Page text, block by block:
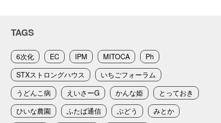
TAGS
6次化 EC IPM MITOCA
Ph
STXストロングハウス
いちごフォーラム
うどんこ病
えいさーG かんな姫
とっておき
ひいな農園
ふたば通信 ぶどう
みとか